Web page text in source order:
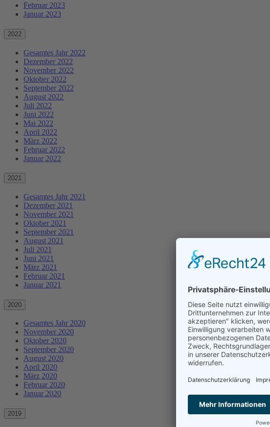
Februar 2023
Januar 2023
2022
Gesamtes Jahr 2022
Dezember 2022
November 2022
Oktober 2022
September 2022
August 2022
Juli 2022
Juni 2022
Mai 2022
April 2022
März 2022
Februar 2022
Januar 2022
2021
Gesamtes Jahr 2021
Dezember 2021
November 2021
Oktober 2021
September 2021
August 2021
Juli 2021
Juni 2021
März 2021
Februar 2021
Januar 2021
2020
Gesamtes Jahr 2020
November 2020
Oktober 2020
September 2020
August 2020
April 2020
März 2020
Februar 2020
Januar 2020
2019